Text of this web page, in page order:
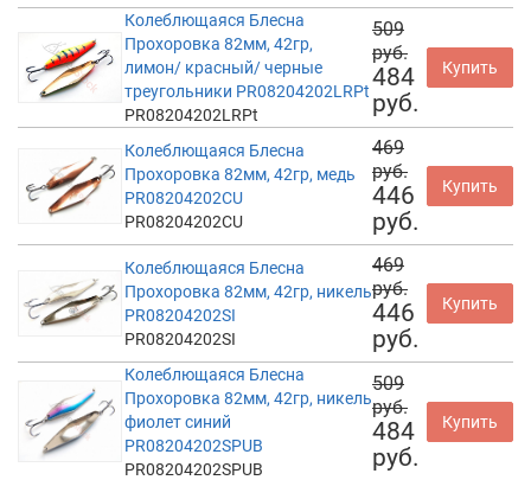
Колеблющаяся Блесна
Прохоровка 82мм, 42гр,
лимон/ красный/ черные
треугольники PR08204202LRPt
PR08204202LRPt
509
руб.
484
руб.
Купить
Колеблющаяся Блесна
Прохоровка 82мм, 42гр, медь
PR08204202CU
PR08204202CU
469
руб.
446
руб.
Купить
Колеблющаяся Блесна
Прохоровка 82мм, 42гр, никель
PR08204202SI
PR08204202SI
469
руб.
446
руб.
Купить
Колеблющаяся Блесна
Прохоровка 82мм, 42гр, никель
фиолет синий
PR08204202SPUB
PR08204202SPUB
509
руб.
484
руб.
Купить